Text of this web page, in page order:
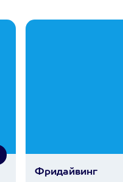
Фридайвинг